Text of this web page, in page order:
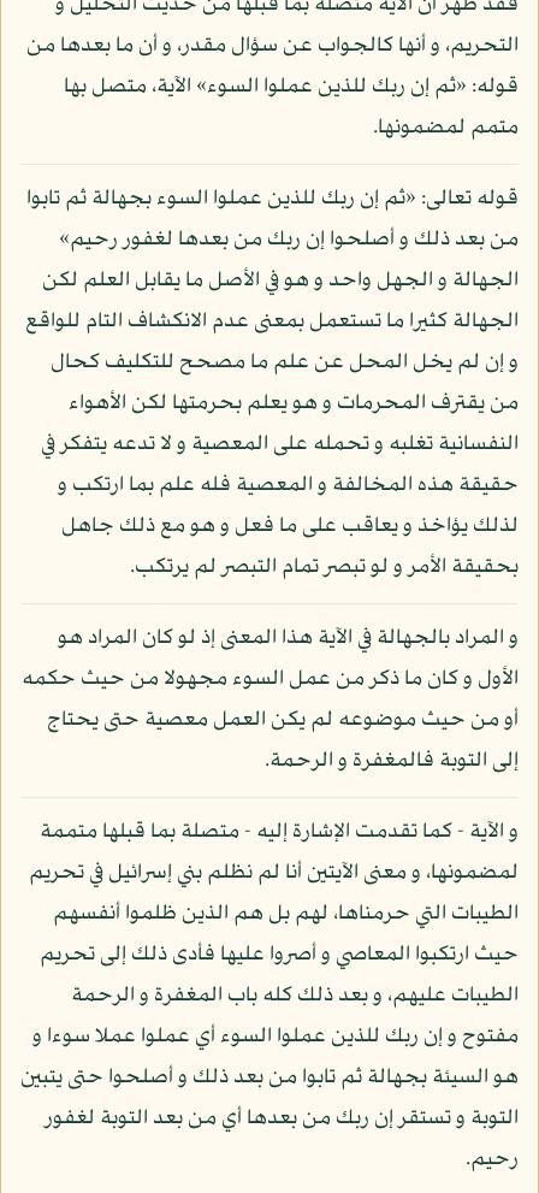
التحريم، و أنها كالجواب عن سؤال مقدر، و أن ما بعدها من
قوله: «ثم إن ربك للذين عملوا السوء» الآية، متصل بها
متمم لمضمونها.
قوله تعالى: «ثم إن ربك للذين عملوا السوء بجهالة ثم تابوا
من بعد ذلك و أصلحوا إن ربك من بعدها لغفور رحيم»
الجهالة و الجهل واحد و هو في الأصل ما يقابل العلم لكن
الجهالة كثيرا ما تستعمل بمعنى عدم الانكشاف التام للواقع
و إن لم يخل المحل عن علم ما مصحح للتكليف كحال
من يقترف المحرمات و هو يعلم بحرمتها لكن الأهواء
النفسانية تغلبه و تحمله على المعصية و لا تدعه يتفكر في
حقيقة هذه المخالفة و المعصية فله علم بما ارتكب و
لذلك يؤاخذ و يعاقب على ما فعل و هو مع ذلك جاهل
بحقيقة الأمر و لو تبصر تمام التبصر لم يرتكب.
و المراد بالجهالة في الآية هذا المعنى إذ لو كان المراد هو
الأول و كان ما ذكر من عمل السوء مجهولا من حيث حكمه
أو من حيث موضوعه لم يكن العمل معصية حتى يحتاج
إلى التوبة فالمغفرة و الرحمة.
و الآية - كما تقدمت الإشارة إليه - متصلة بما قبلها متممة
لمضمونها، و معنى الآيتين أنا لم نظلم بني إسرائيل في تحريم
الطيبات التي حرمناها، لهم بل هم الذين ظلموا أنفسهم
حيث ارتكبوا المعاصي و أصروا عليها فأدى ذلك إلى تحريم
الطيبات عليهم، و بعد ذلك كله باب المغفرة و الرحمة
مفتوح و إن ربك للذين عملوا السوء أي عملوا عملا سوءا و
هو السيئة بجهالة ثم تابوا من بعد ذلك و أصلحوا حتى يتبين
التوبة و تستقر إن ربك من بعدها أي من بعد التوبة لغفور
رحيم.